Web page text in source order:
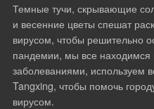
Темные тучи, скрывающие
и весенние цветы спешат
вирусом, чтобы решительно
пандемии, мы все находимся
заболеваниями, используем
Tangxing, чтобы помочь
вирусом.